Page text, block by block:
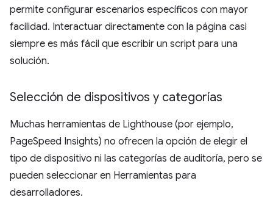
permite configurar escenarios específicos con mayor
facilidad. Interactuar directamente con la página casi
siempre es más fácil que escribir un script para una
solución.
Selección de dispositivos y categorías
Muchas herramientas de Lighthouse (por ejemplo,
PageSpeed Insights) no ofrecen la opción de elegir el
tipo de dispositivo ni las categorías de auditoría, pero se
pueden seleccionar en Herramientas para
desarrolladores.